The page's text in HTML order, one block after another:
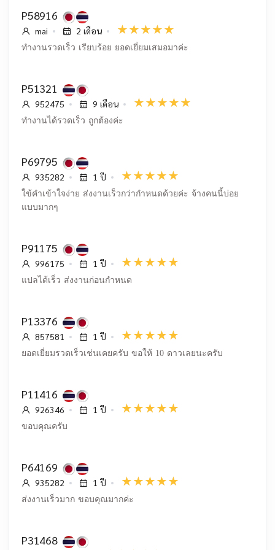
P58916
mai 2 เดือน
ทำงานรวดเร็ว เรียบร้อย ยอดเยี่ยมเสมอมาค่ะ
P51321
952475 9 เดือน
ทำงานได้รวดเร็ว ถูกต้องค่ะ
P69795
935282 1 ปี
ใข้คำเข้าใจง่าย ส่งงานเร็วกว่ากำหนดด้วยค่ะ จ้างคนนี้บ่อย
แบบมากๆ
P91175
996175 1 ปี
แปลได้เร็ว ส่งงานก่อนกำหนด
P13376
857581 1 ปี
ยอดเยี่ยมรวดเร็วเช่นเคยครับ ขอให้ 10 ดาวเลยนะครับ
P11416
926346 1 ปี
ขอบคุณครับ
P64169
935282 1 ปี
ส่งงานเร็วมาก ขอบคุณมากค่ะ
P31468